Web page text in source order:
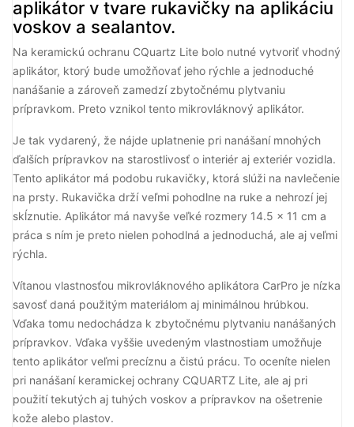
aplikátor v tvare rukavičky na aplikáciu
voskov a sealantov.
Na keramickú ochranu CQuartz Lite bolo nutné vytvoriť vhodný
aplikátor, ktorý bude umožňovať jeho rýchle a jednoduché
nanášanie a zároveň zamedzí zbytočnému plytvaniu
prípravkom. Preto vznikol tento mikrovláknový aplikátor.
Je tak vydarený, že nájde uplatnenie pri nanášaní mnohých
ďalších prípravkov na starostlivosť o interiér aj exteriér vozidla.
Tento aplikátor má podobu rukavičky, ktorá slúži na navlečenie
na prsty. Rukavička drží veľmi pohodlne na ruke a nehrozí jej
skĺznutie. Aplikátor má navyše veľké rozmery 14.5 x 11 cm a
práca s ním je preto nielen pohodlná a jednoduchá, ale aj veľmi
rýchla.
Vítanou vlastnosťou mikrovláknového aplikátora CarPro je nízka
savosť daná použitým materiálom aj minimálnou hrúbkou.
Vďaka tomu nedochádza k zbytočnému plytvaniu nanášaných
prípravkov. Vďaka vyššie uvedeným vlastnostiam umožňuje
tento aplikátor veľmi precíznu a čistú prácu. To oceníte nielen
pri nanášaní keramickej ochrany CQUARTZ Lite, ale aj pri
použití tekutých aj tuhých voskov a prípravkov na ošetrenie
kože alebo plastov.